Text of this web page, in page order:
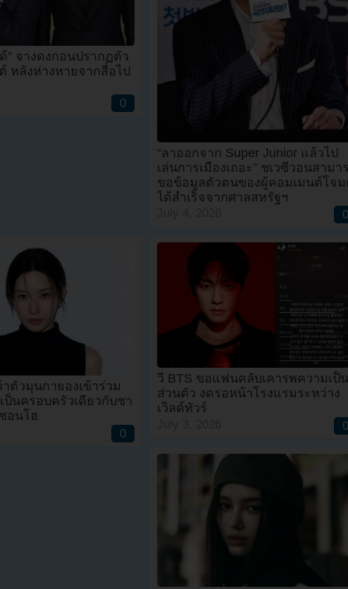
” จางดงกอนปรากฏตัว
หลังห่างหายจากสื่อไป
0
“ลาออกจาก Super Junior แล้วไป
เล่นการเมืองเถอะ” ชเวซีวอนสามา
ขอข้อมูลตัวตนของผู้คอมเมนต์โจม
ได้สำเร็จจากศาลสหรัฐฯ
0
าตัวมุนกายองเข้าร่วม
ป็นครอบครัวเดียวกับชา
อนโฮ
0
วี BTS ขอแฟนคลับเคารพความเป็น
ส่วนตัว งดรอหน้าโรงแรมระหว่าง
เวิลด์ทัวร์
0